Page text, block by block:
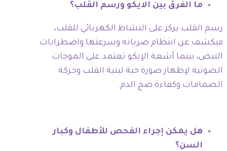
ما الفرق بين الايكو ورسم القلب؟
رسم القلب يركز على النشاط الكهربائي للقلب،
فيكشف عن انتظام ضرباته وسرعتها واضطرابات
النبض، بينما أشعة الإيكو تعتمد على الموجات
الصوتية لإظهار صورة حية لبنية القلب وحركة
الصمامات وكفاءة ضخ الدم.
هل يمكن إجراء الفحص للأطفال وكبار
السن؟